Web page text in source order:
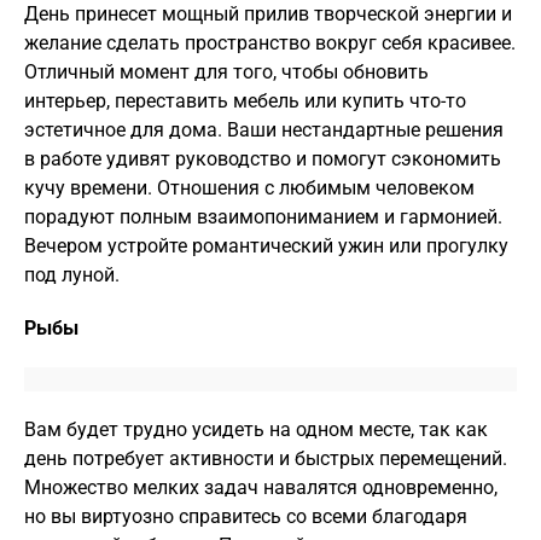
День принесет мощный прилив творческой энергии и
желание сделать пространство вокруг себя красивее.
Отличный момент для того, чтобы обновить
интерьер, переставить мебель или купить что-то
эстетичное для дома. Ваши нестандартные решения
в работе удивят руководство и помогут сэкономить
кучу времени. Отношения с любимым человеком
порадуют полным взаимопониманием и гармонией.
Вечером устройте романтический ужин или прогулку
под луной.
Рыбы
Вам будет трудно усидеть на одном месте, так как
день потребует активности и быстрых перемещений.
Множество мелких задач навалятся одновременно,
но вы виртуозно справитесь со всеми благодаря